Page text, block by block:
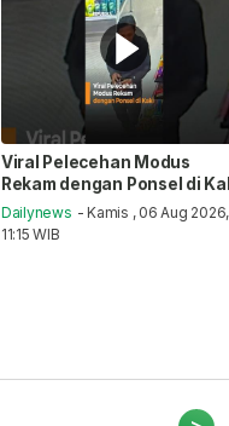
Viral Pelecehan Modus
Rekam dengan Ponsel di
Dailynews - Kamis , 06 Aug 2026,
11:15 WIB